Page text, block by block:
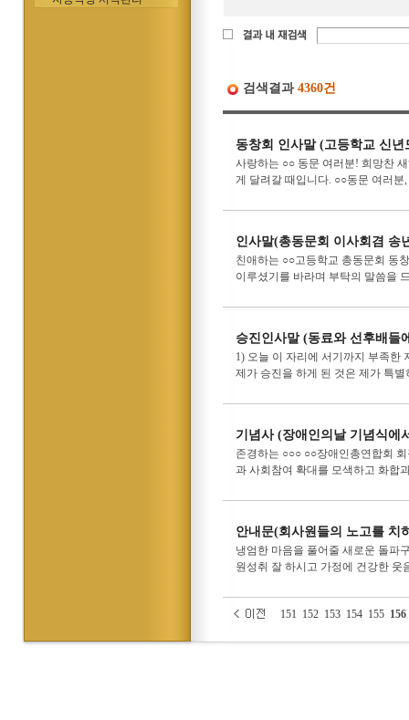
검색결과 4360건
동창회 인사말 (고등학교 신년
사랑하는 ○○ 동문 여러분! 희망찬
게 달려갈 때입니다. ○○동문 여러
인사말(총동문회 이사회겸 송
친애하는 ○○고등학교 총동문회 동
이루셨기를 바라며 부탁의 말씀을
승진인사말 (동료와 선후배들
1) 오늘 이 자리에 서기까지 부족한
제가 승진을 하게 된 것은 제가 특
기념사 (장애인의날 기념식에
존경하는 ○○○ ○○장애인총연합회
과 사회참여 확대를 모색하고 화합
안내문(회사원들의 노고를 치
냉엄한 마음을 풀어줄 새로운 돌파
원성취 잘 하시고 가정에 건강한 웃
151 152 153 154 155 156